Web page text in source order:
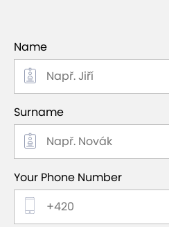
Name
Surname
Your Phone Number